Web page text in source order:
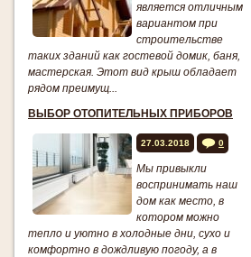
является отличным
вариантом при
строительстве
таких зданий как гостевой домик, баня,
мастерская. Этот вид крыш обладает
рядом преимущ...
ВЫБОР ОТОПИТЕЛЬНЫХ ПРИБОРОВ
27.03.2018 0
Мы привыкли
воспринимать наш
дом как место, в
котором можно
тепло и уютно в холодные дни, сухо и
комфортно в дождливую погоду, а в